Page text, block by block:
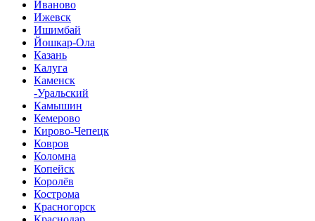
Иваново
Ижевск
Ишимбай
Йошкар-Ола
Казань
Калуга
Каменск
-Уральский
Камышин
Кемерово
Кирово-Чепецк
Ковров
Коломна
Копейск
Королёв
Кострома
Красногорск